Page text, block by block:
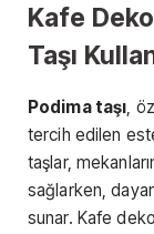
Kafe
Taşı
Podima taşı,
tercih edilen
taşlar,
sağlarken,
sunar. Kafe